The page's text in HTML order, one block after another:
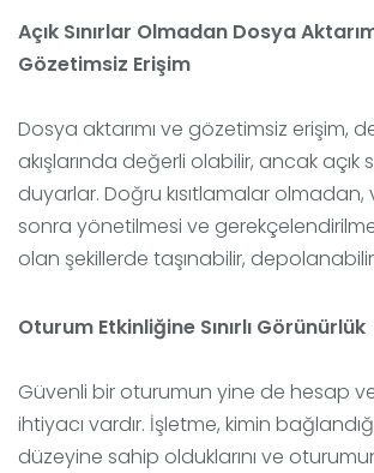
Açık Sınırlar Olmadan Dosya
Gözetimsiz Erişim
Dosya aktarımı ve gözetimsiz erişim,
akışlarında değerli olabilir, ancak açık
duyarlar. Doğru kısıtlamalar
sonra yönetilmesi ve
olan şekillerde taşınabilir,
Oturum Etkinliğine Sınırlı Görünürlük
Güvenli bir oturumun yine de hesap
ihtiyacı vardır. İşletme, kimin
düzeyine sahip olduklarını ve